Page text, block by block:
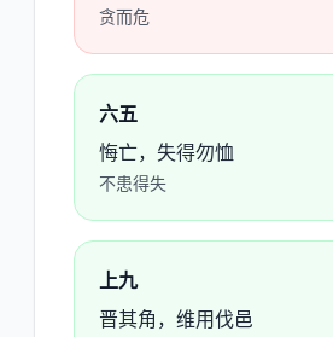
贪而危
六五
悔亡，失得勿恤
不患得失
上九
晋其角，维用伐邑